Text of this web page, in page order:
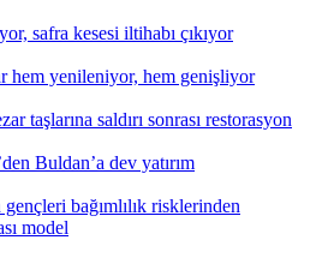
safra kesesi iltihabı çıkıyor
hem yenileniyor, hem genişliyor
taşlarına saldırı sonrası restorasyon
Buldan’a dev yatırım
bağımlılık risklerinden
model